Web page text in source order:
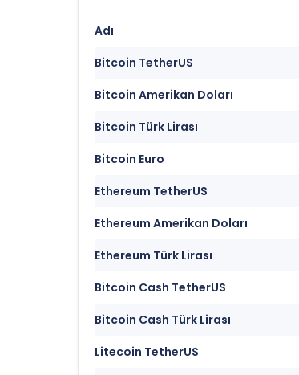
Adı
Bitcoin TetherUS
Bitcoin Amerikan Doları
Bitcoin Türk Lirası
Bitcoin Euro
Ethereum TetherUS
Ethereum Amerikan Doları
Ethereum Türk Lirası
Bitcoin Cash TetherUS
Bitcoin Cash Türk Lirası
Litecoin TetherUS